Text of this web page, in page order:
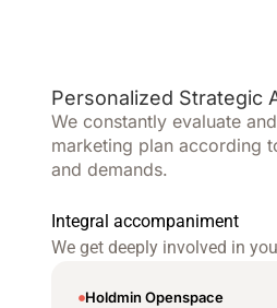
Personalized Strategic
We constantly evaluate
marketing plan according
and demands.
Integral accompaniment
We get deeply involved in
Holdmin Openspace